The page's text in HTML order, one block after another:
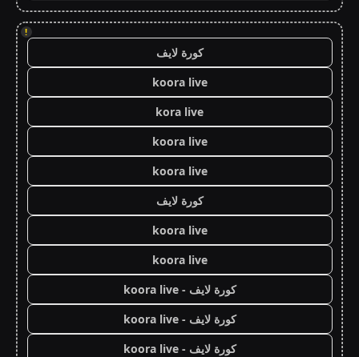
!
كورة لايف
koora live
kora live
koora live
koora live
كورة لايف
koora live
koora live
كورة لايف - koora live
كورة لايف - koora live
كورة لايف - koora live